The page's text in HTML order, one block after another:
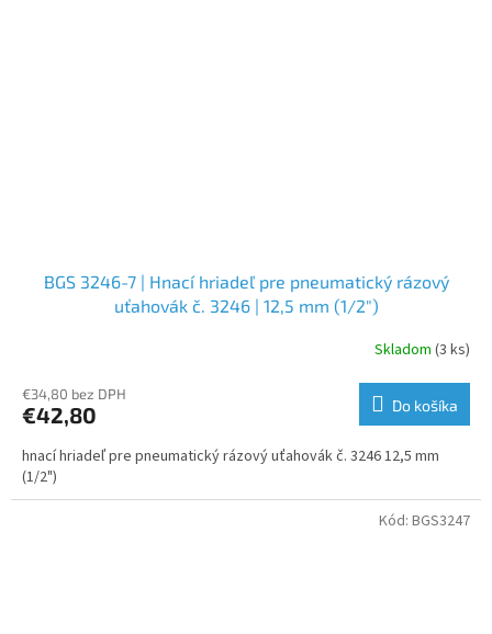
BGS 3246-7 | Hnací hriadeľ pre pneumatický rázový
uťahovák č. 3246 | 12,5 mm (1/2")
Skladom (3 ks)
€34,80 bez DPH
€42,80 Do košíka
hnací hriadeľ pre pneumatický rázový uťahovák č. 3246 12,5 mm
(1/2")
Kód: BGS3247